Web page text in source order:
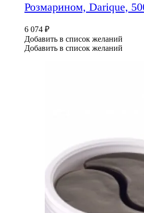
Розмарином, Darique,
6 074 ₽
Добавить в список желаний
Добавить в список желаний